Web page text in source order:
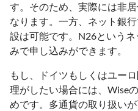
す。そのため、実際には非
なります。一方、ネット銀
設は可能です。N26という
みで申し込みができます。
もし、ドイツもしくはユー
理がしたい場合には、Wise
めです。多通貨の取り扱い